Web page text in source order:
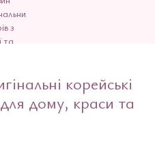
корейські
дому, краси та